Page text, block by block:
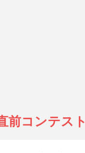
前コンテスト